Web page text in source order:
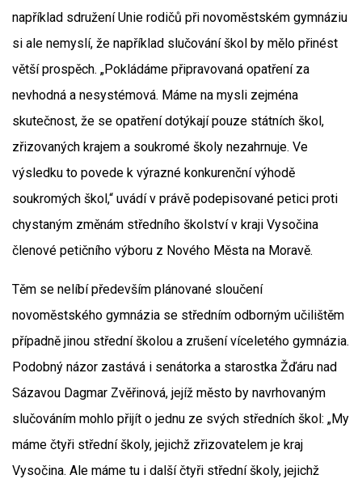
například sdružení Unie rodičů při novoměstském gymnáziu
si ale nemyslí, že například slučování škol by mělo přinést
větší prospěch. „Pokládáme připravovaná opatření za
nevhodná a nesystémová. Máme na mysli zejména
skutečnost, že se opatření dotýkají pouze státních škol,
zřizovaných krajem a soukromé školy nezahrnuje. Ve
výsledku to povede k výrazné konkurenční výhodě
soukromých škol,“ uvádí v právě podepisované petici proti
chystaným změnám středního školství v kraji Vysočina
členové petičního výboru z Nového Města na Moravě.
Těm se nelíbí především plánované sloučení
novoměstského gymnázia se středním odborným učilištěm
případně jinou střední školou a zrušení víceletého gymnázia.
Podobný názor zastává i senátorka a starostka Žďáru nad
Sázavou Dagmar Zvěřinová, jejíž město by navrhovaným
slučováním mohlo přijít o jednu ze svých středních škol: „My
máme čtyři střední školy, jejichž zřizovatelem je kraj
Vysočina. Ale máme tu i další čtyři střední školy, jejichž